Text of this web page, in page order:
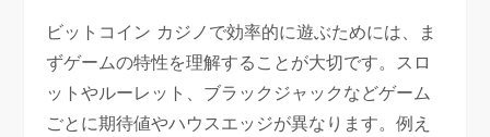
ビットコイン カジノで効率的に遊ぶためには、ま
ずゲームの特性を理解することが大切です。スロ
ットやルーレット、ブラックジャックなどゲーム
ごとに期待値やハウスエッジが異なります。例え